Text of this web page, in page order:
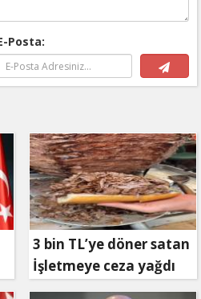
Posta:
3 bin TL’ye döner satan
İşletmeye ceza yağdı